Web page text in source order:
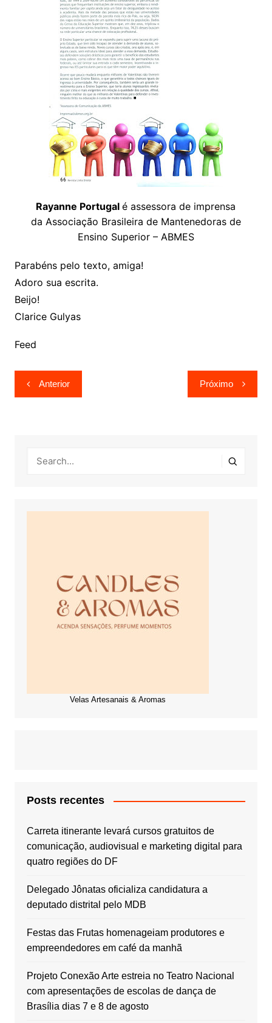
Rayanne Portugalé assessora de imprensa
da Associação Brasileira de Mantenedoras de
Ensino Superior – ABMES
Parabéns pelo texto, amiga!
Adoro sua escrita.
Beijo!
Clarice Gulyas
Feed
Navegação
de
Anterior Próximo
Velas Artesanais & Aromas
Posts recentes
Carreta itinerante levará cursos gratuitos de
comunicação, audiovisual e marketing digital para
quatro regiões do DF
Delegado Jônatas oficializa candidatura a
deputado distrital pelo MDB
Festas das Frutas homenageiam produtores e
empreendedores em café da manhã
Projeto Conexão Arte estreia no Teatro Nacional
com apresentações de escolas de dança de
Brasília dias 7 e 8 de agosto